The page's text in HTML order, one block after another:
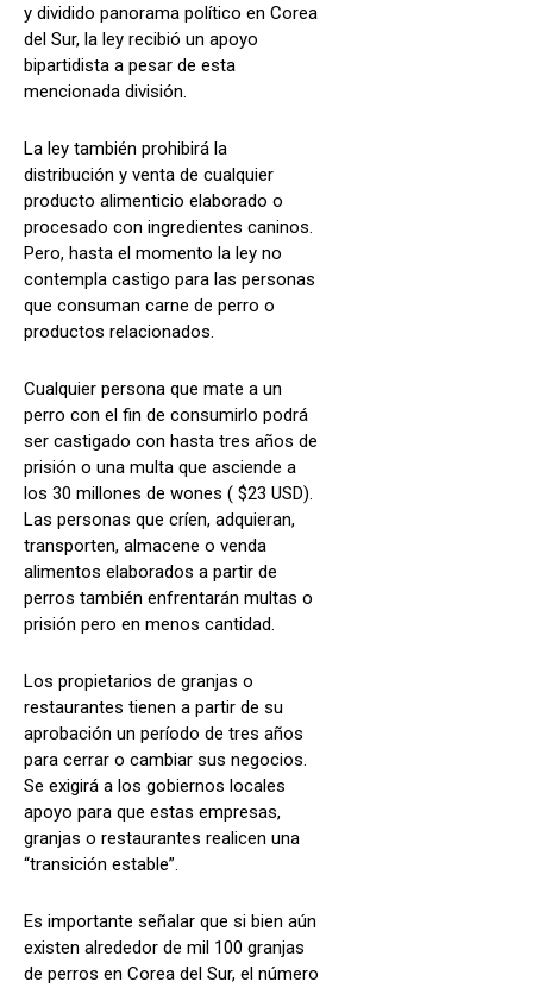
y dividido panorama político en Corea
del Sur, la ley recibió un apoyo
bipartidista a pesar de esta
mencionada división.
La ley también prohibirá la
distribución y venta de cualquier
producto alimenticio elaborado o
procesado con ingredientes caninos.
Pero, hasta el momento la ley no
contempla castigo para las personas
que consuman carne de perro o
productos relacionados.
Cualquier persona que mate a un
perro con el fin de consumirlo podrá
ser castigado con hasta tres años de
prisión o una multa que asciende a
los 30 millones de wones ( $23 USD).
Las personas que críen, adquieran,
transporten, almacene o venda
alimentos elaborados a partir de
perros también enfrentarán multas o
prisión pero en menos cantidad.
Los propietarios de granjas o
restaurantes tienen a partir de su
aprobación un período de tres años
para cerrar o cambiar sus negocios.
Se exigirá a los gobiernos locales
apoyo para que estas empresas,
granjas o restaurantes realicen una
“transición estable”.
Es importante señalar que si bien aún
existen alrededor de mil 100 granjas
de perros en Corea del Sur, el número